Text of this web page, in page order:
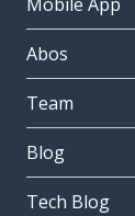
Abos
Team
Blog
Tech Blog